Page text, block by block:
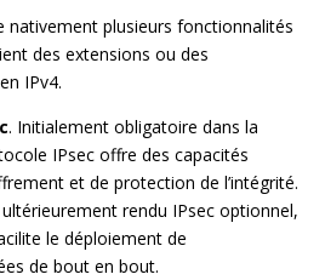
nativement plusieurs fonctionnalités
des extensions ou des
IPv4.
. Initialement obligatoire dans la
IPsec offre des capacités
et de protection de l’intégrité.
rendu IPsec optionnel,
le déploiement de
de bout en bout.